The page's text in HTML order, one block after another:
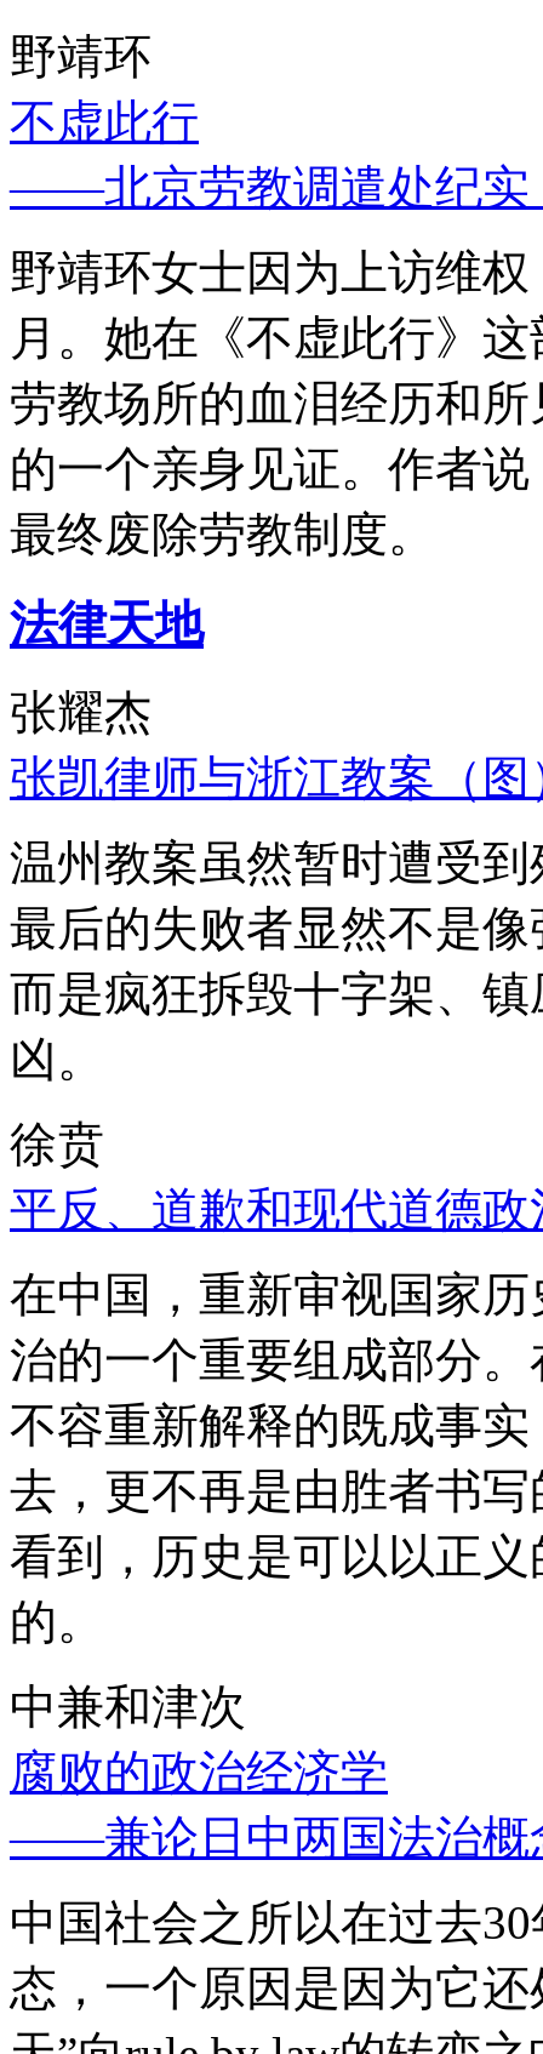
野靖环
不虚此行
——北京劳教调遣处纪实
野靖环女士因为上访维
月。她在《不虚此行》
劳教场所的血泪经历和
的一个亲身见证。作者
最终废除劳教制度。
法律天地
张耀杰
张凯律师与浙江教案（图
温州教案虽然暂时遭受
最后的失败者显然不是
而是疯狂拆毁十字架、
凶。
徐贲
平反、道歉和现代道德政
在中国，重新审视国家
治的一个重要组成部分
不容重新解释的既成事
去，更不再是由胜者书
看到，历史是可以以正
的。
中兼和津次
腐败的政治经济学
——兼论日中两国法治概
中国社会之所以在过去
态，一个原因是因为它